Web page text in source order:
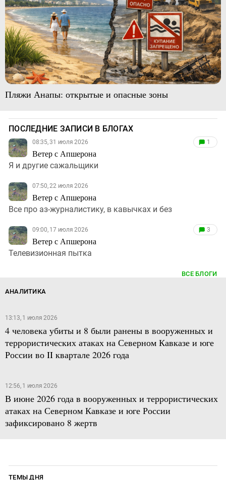
Пляжи Анапы: открытые и опасные зоны
ПОСЛЕДНИЕ ЗАПИСИ В БЛОГАХ
08:35, 31 июля 2026
Ветер с Апшерона
1
Я и другие сажальщики
07:50, 22 июля 2026
Ветер с Апшерона
Все про аз-журналистику, в кавычках и без
09:00, 17 июля 2026
Ветер с Апшерона
3
Телевизионная пытка
ВСЕ БЛОГИ
АНАЛИТИКА
13:13, 1 июля 2026
4 человека убиты и 8 были ранены в вооруженных и
террористических атаках на Северном Кавказе и юге
России во II квартале 2026 года
12:56, 1 июля 2026
В июне 2026 года в вооруженных и террористических
атаках на Северном Кавказе и юге России
зафиксировано 8 жертв
ТЕМЫ ДНЯ